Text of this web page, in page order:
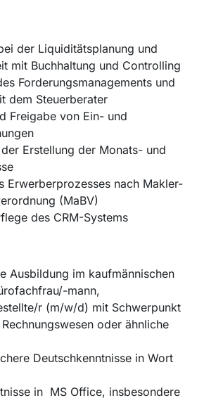
der Liquiditätsplanung und
mit Buchhaltung und Controlling
Forderungsmanagements und
dem Steuerberater
Freigabe von Ein- und
Erstellung der Monats- und
Erwerberprozesses nach Makler-
(MaBV)
des CRM-Systems
Ausbildung im kaufmännischen
mann,
r (m/w/d) mit Schwerpunkt
oder ähnliche
Deutschkenntnisse in Wort
in MS Office, insbesondere